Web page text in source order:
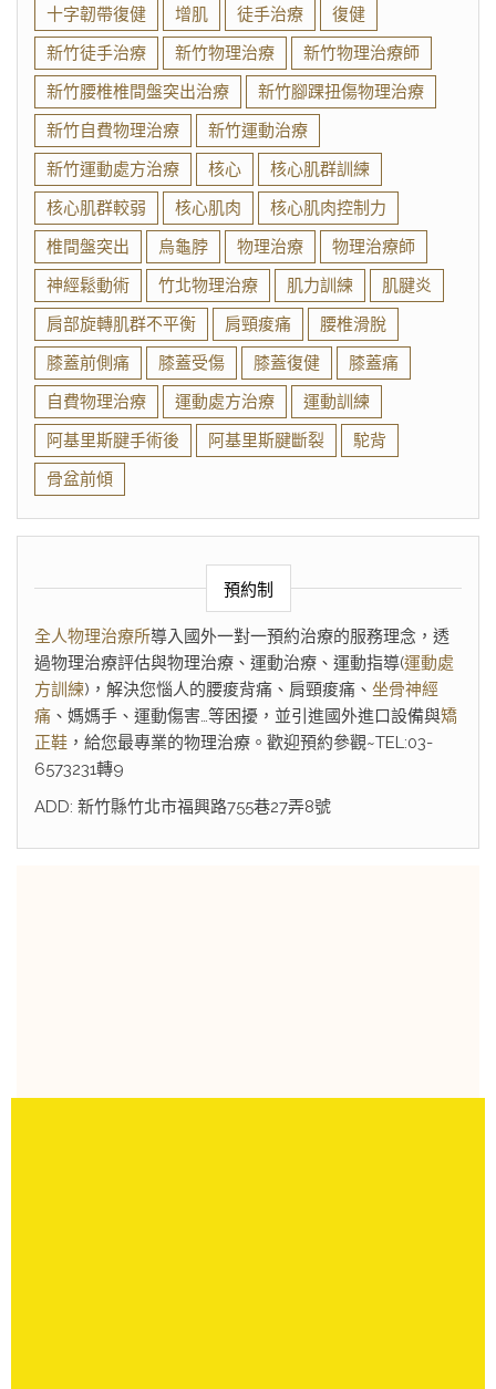
十字韌帶復健 增肌 徒手治療
復健
新竹徒手治療
新竹物理治療
新竹物理治療師
新竹腰椎椎間盤突出治療
新竹腳踝扭傷物理治療
新竹自費物理治療
新竹運動治療
新竹運動處方治療
核心
核心肌群訓練
核心肌群較弱
核心肌肉
核心肌肉控制力
椎間盤突出
烏龜脖 物理治療
物理治療師
神經鬆動術
竹北物理治療 肌力訓練
肌腱炎
肩部旋轉肌群不平衡
肩頸痠痛
腰椎滑脫
膝蓋前側痛
膝蓋受傷 膝蓋復健
膝蓋痛
自費物理治療
運動處方治療
運動訓練
阿基里斯腱手術後
阿基里斯腱斷裂
駝背
骨盆前傾
預約制
全人物理治療所導入國外一對一預約治療的服務理念，透
過物理治療評估與物理治療、運動治療、運動指導(運動處
方訓練)，解決您惱人的腰痠背痛、肩頸痠痛、 坐骨神經
痛 、媽媽手、運動傷害…等困擾，並引進國外進口設備與矯
正鞋 ，給您最專業的物理治療。歡迎預約參觀~TEL:03-
6573231轉9
ADD: 新竹縣竹北市福興路755巷27弄8號